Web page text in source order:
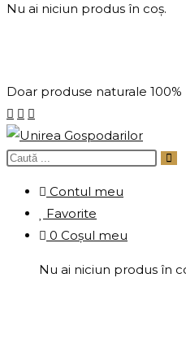
Nu ai niciun produs în coș.
Doar produse naturale
Contul meu
Favorite
0 Coșul meu
Nu ai niciun produs în